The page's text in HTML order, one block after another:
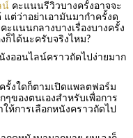
น์คะแนนรีวิวบางครั้งอาจจะ
ต่ว่าอย่าเอามันมากำครั้งด
ะแนนกลางบางเรื่องบางครั้ง
ก็ได้นะครับจริงไหม?
งออนไลน์คราวถัดไปง่ายมาก
รั้งใดก็ตามเปิดแพลตฟอร์ม
ๆของตนเองสำหรับเพื่อการ
ห้การเลือกหนังคราวถัดไป